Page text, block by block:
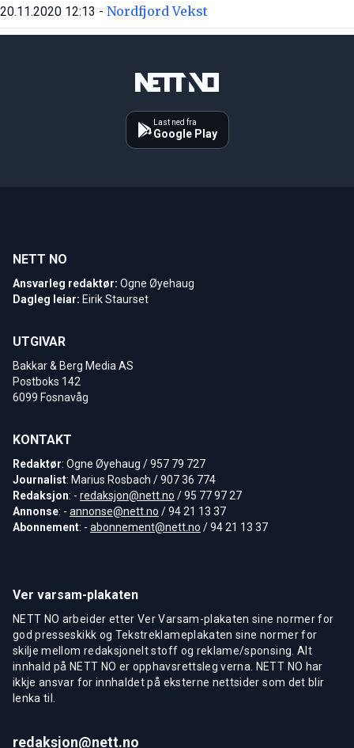
20.11.2020 12:13 - Nordfjord Vekst
Last ned fra
Google Play
NETT NO
Ansvarleg redaktør: Ogne Øyehaug
Dagleg leiar: Eirik Staurset
UTGIVAR
Bakkar & Berg Media AS
Postboks 142
6099 Fosnavåg
KONTAKT
Redaktør: Ogne Øyehaug / 957 79 727
Journalist: Marius Rosbach / 907 36 774
Redaksjon: - redaksjon@nett.no / 95 77 97 27
Annonse: - annonse@nett.no / 94 21 13 37
Abonnement: - abonnement@nett.no / 94 21 13 37
Ver varsam-plakaten
NETT NO arbeider etter Ver Varsam-plakaten sine normer for
god presseskikk og Tekstreklameplakaten sine normer for
skilje mellom redaksjonelt stoff og reklame/sponsing. Alt
innhald på NETT NO er opphavsrettsleg verna. NETT NO har
ikkje ansvar for innhaldet på eksterne nettsider som det blir
lenka til.
redaksjon@nett.no